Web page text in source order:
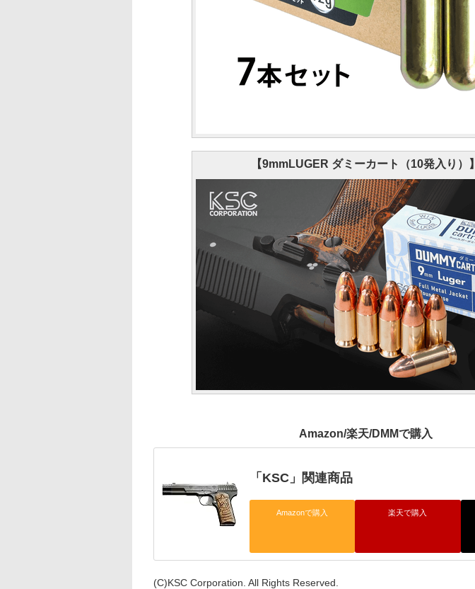
【9mmLUGER ダミーカート（10発入り）】
Amazon/楽天/DMMで購入
「KSC」関連商品
Amazonで購入 楽天で購入
(C)KSC Corporation. All Rights Reserved.